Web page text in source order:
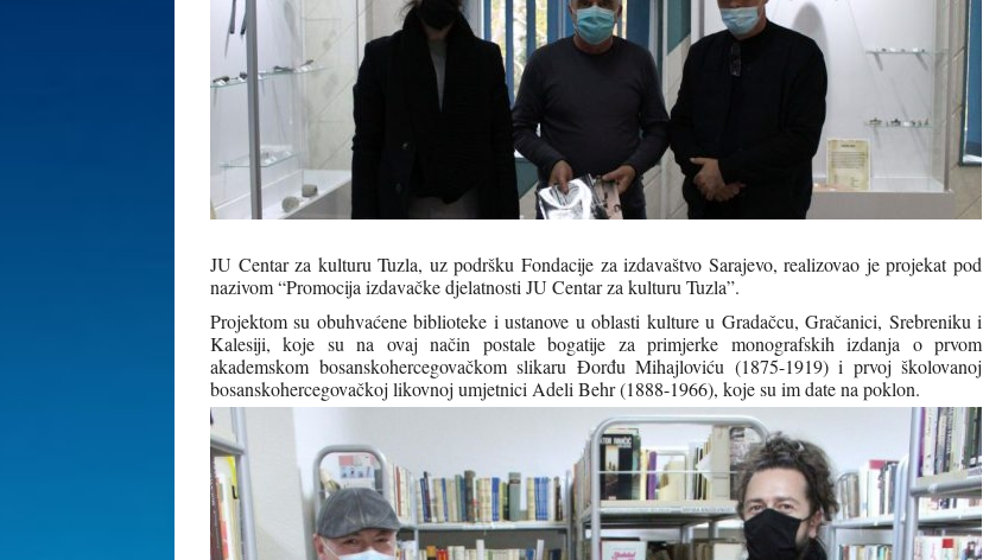
JU Centar za kulturu Tuzla, uz podršku Fondacije za izdavaštvo Sarajevo, realizovao je projekat pod
nazivom “Promocija izdavačke djelatnosti JU Centar za kulturu Tuzla”.
Projektom su obuhvaćene biblioteke i ustanove u oblasti kulture u Gradačcu, Gračanici, Srebreniku i
Kalesiji, koje su na ovaj način postale bogatije za primjerke monografskih izdanja o prvom
akademskom bosanskohercegovačkom slikaru Đorđu Mihajloviću (1875-1919) i prvoj školovanoj
bosanskohercegovačkoj likovnoj umjetnici Adeli Behr (1888-1966), koje su im date na poklon.